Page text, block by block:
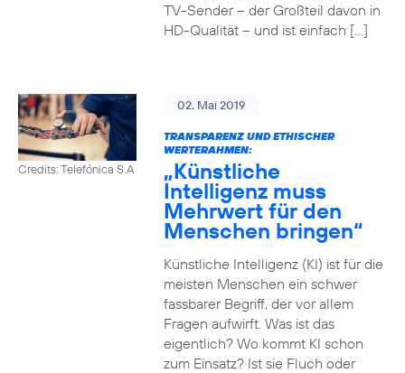
TV-Sender – der Großteil davon in
HD-Qualität – und ist einfach […]
Credits: Telefónica S.A
02. Mai 2019
TRANSPARENZ UND ETHISCHER
WERTERAHMEN:
„Künstliche
Intelligenz muss
Mehrwert für den
Menschen bringen“
Künstliche Intelligenz (KI) ist für die
meisten Menschen ein schwer
fassbarer Begriff, der vor allem
Fragen aufwirft. Was ist das
eigentlich? Wo kommt KI schon
zum Einsatz? Ist sie Fluch oder